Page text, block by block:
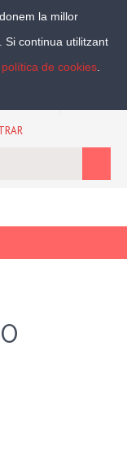
la millor
Si continua utilitzant
política de cookies.